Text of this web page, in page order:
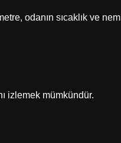
odanın sıcaklık ve nem
izlemek mümkündür.